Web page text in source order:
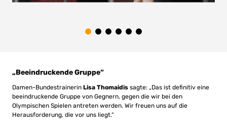
„Beeindruckende Gruppe“
Damen-Bundestrainerin Lisa Thomaidis sagte: „Das ist definitiv eine
beeindruckende Gruppe von Gegnern, gegen die wir bei den
Olympischen Spielen antreten werden. Wir freuen uns auf die
Herausforderung, die vor uns liegt.“